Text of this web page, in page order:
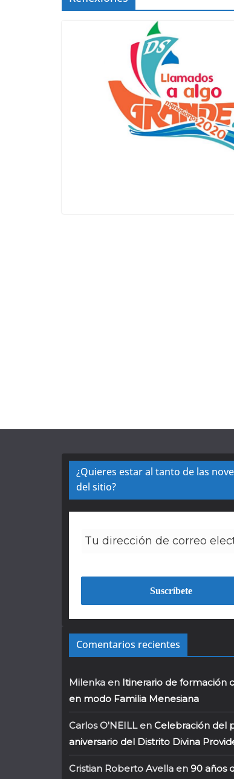
¿Quieres estar al tanto de las
del sitio?
Comentarios recientes
Milenka en Itinerario de formación
en modo Familia Menesiana
Carlos O'NEILLen Celebración del
aniversario del Distrito Divina
Cristian Roberto Avella en 90 años